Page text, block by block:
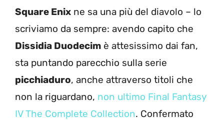
Square Enix ne sa una più del diavolo – lo
scriviamo da sempre: avendo capito che
Dissidia Duodecim è attesissimo dai fan,
sta puntando parecchio sulla serie
picchiaduro, anche attraverso titoli che
non la riguardano, non ultimo Final Fantasy
IV The Complete Collection. Confermato